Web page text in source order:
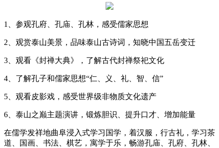
1、参观孔府、孔庙、孔林，感受儒家思想
2、观赏泰山美景，品味泰山古诗词，知晓中国五岳变迁
3、观看《封禅大典》，了解古代封禅祭祀文化
4、了解孔子和儒家思想“仁、义、礼、智、信”
5、观看皮影戏，感受世界级非物质文化遗产
6、泰山之巅主题演讲，锻炼胆识、提升口才、增加能量
在儒学发祥地曲阜浸入式学习国学，着汉服，行古礼，学习茶
道、国画、书法、棋艺，寓学于乐，畅游孔庙、孔府、孔林、